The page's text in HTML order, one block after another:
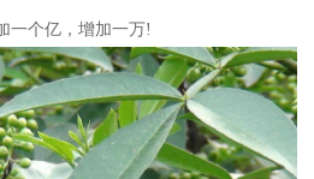
一个亿，增加一万!